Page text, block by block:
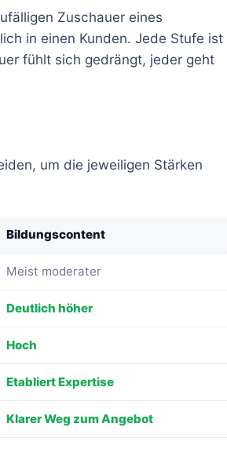
Zuschauer eines
in einen Kunden. Jede Stufe ist
fühlt sich gedrängt, jeder geht
um die jeweiligen Stärken
Bildungscontent
Meist moderater
Deutlich höher
Hoch
Etabliert Expertise
Klarer Weg zum Angebot